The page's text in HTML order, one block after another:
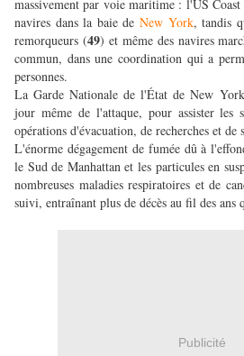
massivement par voie maritime : l'US
navires dans la baie deNew York, tandis
remorqueurs (49) et même des navires
commun, dans une coordination qui a
personnes.
La Garde Nationale de l'État de New
jour même de l'attaque, pour assister les
opérations d'évacuation, de recherches et de
L'énorme dégagement de fumée dû à
le Sud de Manhattan et les particules en
nombreuses maladies respiratoires et de
suivi, entraînant plus de décès au fil des ans
Publicité